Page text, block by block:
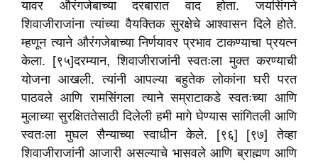
यावर औरंगजेबाच्या दरबारात वाद होता. जयसिंगने
शिवाजीराजांना त्यांच्या वैयक्तिक सुरक्षेचे आश्वासन दिले होते.
म्हणून त्याने औरंगजेबाच्या निर्णयावर प्रभाव टाकण्याचा प्रयत्न
केला. [९५]दरम्यान, शिवाजीराजांनी स्वतःला मुक्त करण्याची
योजना आखली. त्यांनी आपल्या बहुतेक लोकांना घरी परत
पाठवले आणि रामसिंगला त्याने सम्राटाकडे स्वतःच्या आणि
मुलाच्या सुरक्षिततेसाठी दिलेली हमी मागे घेण्यास सांगितली आणि
स्वतःला मुघल सैन्याच्या स्वाधीन केले. [९६] [९७] तेव्हा
शिवाजीराजांनी आजारी असल्याचे भासवले आणि ब्राह्मण आणि